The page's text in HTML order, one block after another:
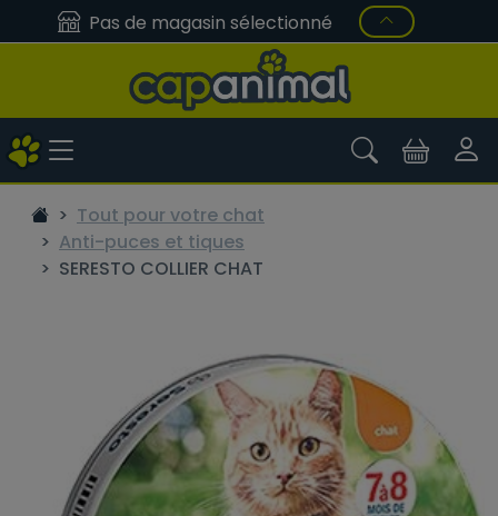
Pas de magasin sélectionné
Tout pour votre chat
Anti-puces et tiques
SERESTO COLLIER CHAT